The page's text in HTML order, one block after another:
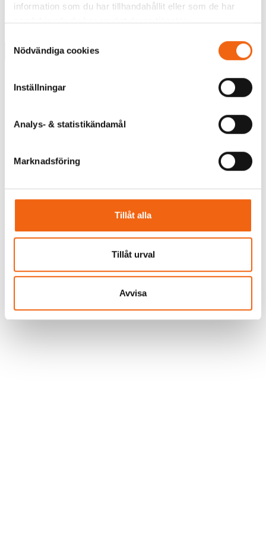
information som du har tillhandahållit eller som de har
samlat in när du har använt deras tjänster.
Nödvändiga cookies
Inställningar
Analys- & statistikändamål
Marknadsföring
Tillåt alla
Tillåt urval
Avvisa
2929 kr
från1816 kr
Välj
5656 kr
från3338 kr